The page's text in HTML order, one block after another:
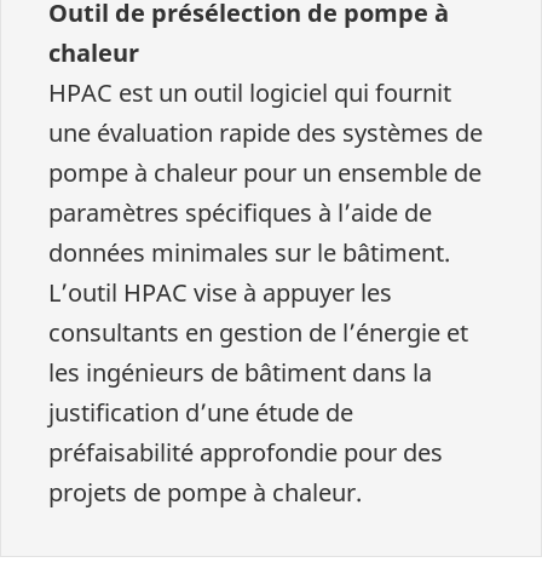
Outil de présélection de pompe à
chaleur
HPAC est un outil logiciel qui fournit
une évaluation rapide des systèmes de
pompe à chaleur pour un ensemble de
paramètres spécifiques à l’aide de
données minimales sur le bâtiment.
L’outil HPAC vise à appuyer les
consultants en gestion de l’énergie et
les ingénieurs de bâtiment dans la
justification d’une étude de
préfaisabilité approfondie pour des
projets de pompe à chaleur.